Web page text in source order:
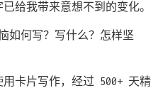
给我带来意想不到的变化。
如何写？写什么？怎样坚
卡片写作，经过 500+ 天精